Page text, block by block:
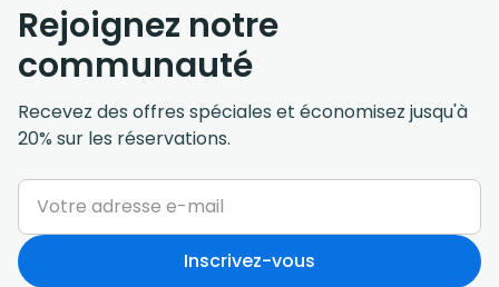
Rejoignez notre
communauté
Recevez des offres spéciales et économisez jusqu'à
20% sur les réservations.
Inscrivez-vous